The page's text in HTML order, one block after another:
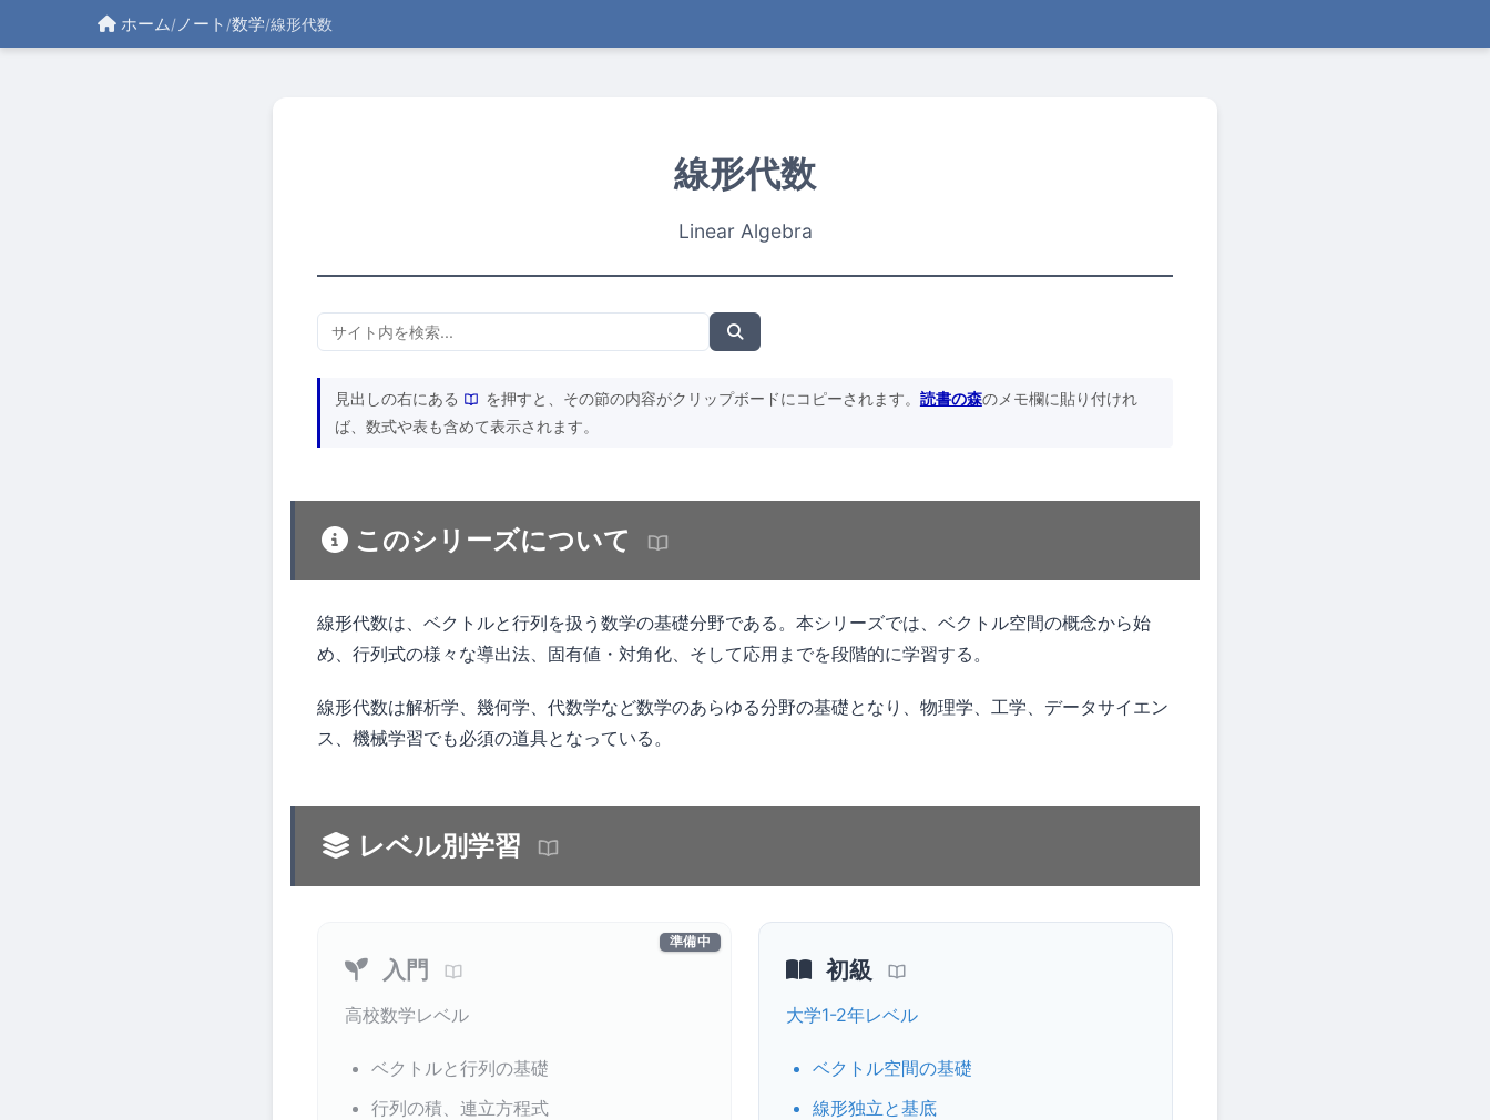
ホーム/ノート /数学/線形代数
線形代数
Linear Algebra
見出しの右にある を押すと、その節の内容がクリップボードにコピーされます。 読書の森のメモ欄に貼り付けれ
ば、数式や表も含めて表示されます。
このシリーズについて
線形代数は、ベクトルと行列を扱う数学の基礎分野である。本シリーズでは、ベクトル空間の概念から始
め、行列式の様々な導出法、固有値・対角化、そして応用までを段階的に学習する。
線形代数は解析学、幾何学、代数学など数学のあらゆる分野の基礎となり、物理学、工学、データサイエン
ス、機械学習でも必須の道具となっている。
レベル別学習
入門
高校数学レベル
ベクトルと行列の基礎
行列の積、連立方程式
準備中
初級
大学1-2年レベル
ベクトル空間の基礎
線形独立と基底